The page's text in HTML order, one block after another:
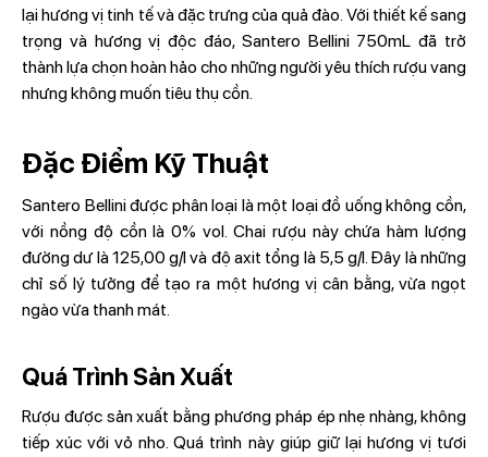
lại hương vị tinh tế và đặc trưng của quả đào. Với thiết kế sang
trọng và hương vị độc đáo, Santero Bellini 750mL đã trở
thành lựa chọn hoàn hảo cho những người yêu thích rượu vang
nhưng không muốn tiêu thụ cồn.
Đặc Điểm Kỹ Thuật
Santero Bellini được phân loại là một loại đồ uống không cồn,
với nồng độ cồn là 0% vol. Chai rượu này chứa hàm lượng
đường dư là 125,00 g/l và độ axit tổng là 5,5 g/l. Đây là những
chỉ số lý tưởng để tạo ra một hương vị cân bằng, vừa ngọt
ngào vừa thanh mát.
Quá Trình Sản Xuất
Rượu được sản xuất bằng phương pháp ép nhẹ nhàng, không
tiếp xúc với vỏ nho. Quá trình này giúp giữ lại hương vị tươi